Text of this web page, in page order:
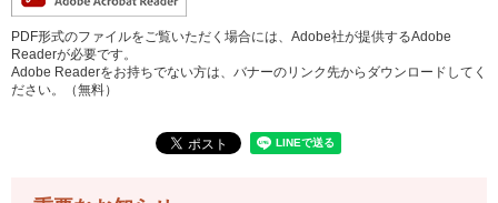
PDF形式のファイルをご覧いただく場合には、Adobe社が提供するAdobe
Readerが必要です。
Adobe Readerをお持ちでない方は、バナーのリンク先からダウンロードしてく
ださい。（無料）